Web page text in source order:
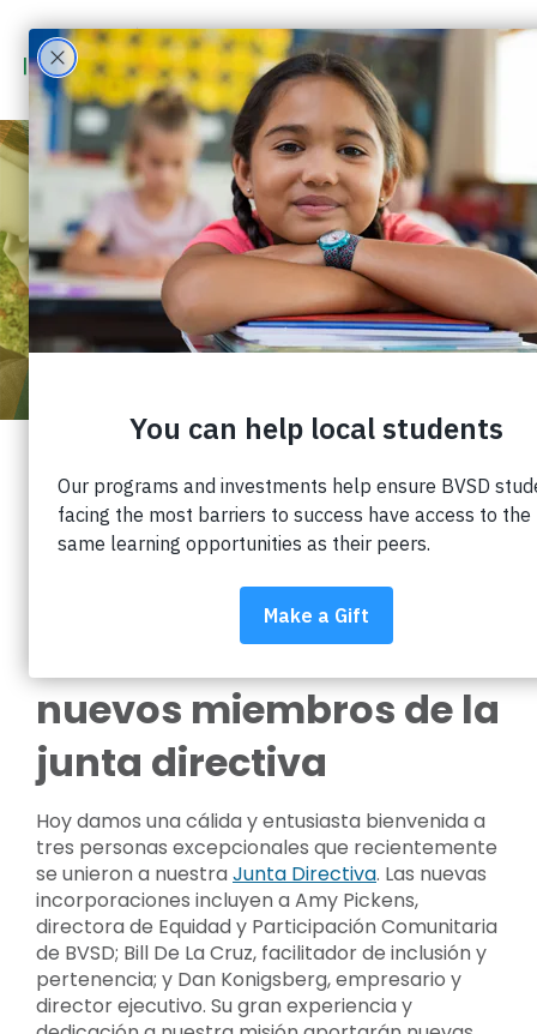
IMPACT ON EDUCATION
DA LA BIENVENIDA A TRES
NUEVOS MIEMBROS DE LA
JUNTA DIRECTIVA
Publicado: 14 de septiembre de 2023 |
Cuota:
Impact on Education
da la bienvenida a tres
nuevos miembros de la
junta directiva
Hoy damos una cálida y entusiasta bienvenida a
tres personas excepcionales que recientemente
se unieron a nuestraJunta Directiva. Las nuevas
incorporaciones incluyen a Amy Pickens,
directora de Equidad y Participación Comunitaria
de BVSD; Bill De La Cruz, facilitador de inclusión y
pertenencia; y Dan Konigsberg, empresario y
director ejecutivo. Su gran experiencia y